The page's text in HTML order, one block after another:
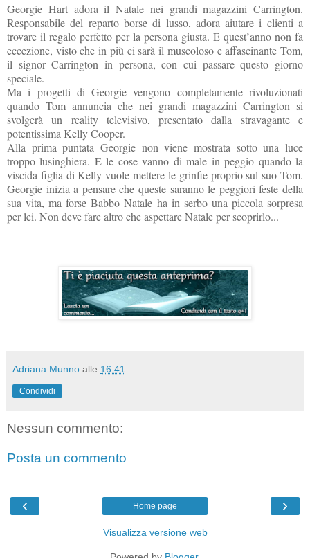
Georgie Hart adora il Natale nei grandi magazzini Carrington.
Responsabile del reparto borse di lusso, adora aiutare i clienti a
trovare il regalo perfetto per la persona giusta. E quest’anno non fa
eccezione, visto che in più ci sarà il muscoloso e affascinante Tom,
il signor Carrington in persona, con cui passare questo giorno
speciale.
Ma i progetti di Georgie vengono completamente rivoluzionati
quando Tom annuncia che nei grandi magazzini Carrington si
svolgerà un reality televisivo, presentato dalla stravagante e
potentissima Kelly Cooper.
Alla prima puntata Georgie non viene mostrata sotto una luce
troppo lusinghiera. E le cose vanno di male in peggio quando la
viscida figlia di Kelly vuole mettere le grinfie proprio sul suo Tom.
Georgie inizia a pensare che queste saranno le peggiori feste della
sua vita, ma forse Babbo Natale ha in serbo una piccola sorpresa
per lei. Non deve fare altro che aspettare Natale per scoprirlo...
Adriana Munno alle 16:41
Condividi
Nessun commento:
Posta un commento
‹ ›
Home page
Visualizza versione web